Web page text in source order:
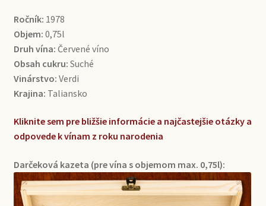
Ročník: 1978
Objem: 0,75l
Druh vína: Červené víno
Obsah cukru: Suché
Vinárstvo: Verdi
Krajina: Taliansko
Kliknite sem pre bližšie informácie a najčastejšie otázky a
odpovede k vínam z roku narodenia
Darčeková kazeta (pre vína s objemom max. 0,75l):